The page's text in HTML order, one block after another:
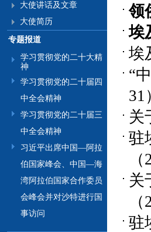
大使讲话及文章
大使简历
专题报道
学习贯彻党的二十大精
神
学习贯彻党的二十届四
中全会精神
学习贯彻党的二十届三
中全会精神
习近平出席中国—阿拉
伯国家峰会、中国—海
湾阿拉伯国家合作委员
会峰会并对沙特进行国
事访问
领
埃
埃
“
31
关
驻
关
驻